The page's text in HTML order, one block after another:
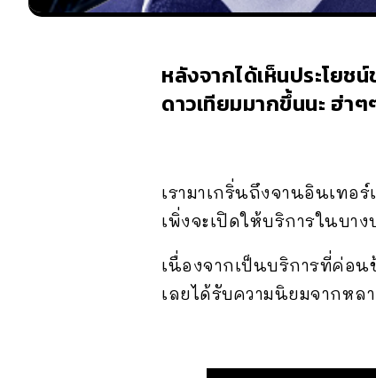
หลังจากได้เห็นประโยช
ดาวเทียมมากขึ้นนะ ฮ่า
เรามาเกริ่นถึงจานอินเทอ
เพิ่งจะเปิดให้บริการในบา
เนื่องจากเป็นบริการที่ค่อน
เลยได้รับความนิยมจากหล